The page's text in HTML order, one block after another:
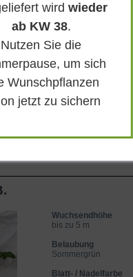
Lieferbar
Wuchsendhöhe
bis zu 5 m
Belaubung
Sommergrün
Blatt- / Nadelfarbe
wirdwieder
ab KW 38.
Nutzen Sie die
um sich
Wunschpflanzen
jetzt zu sichern